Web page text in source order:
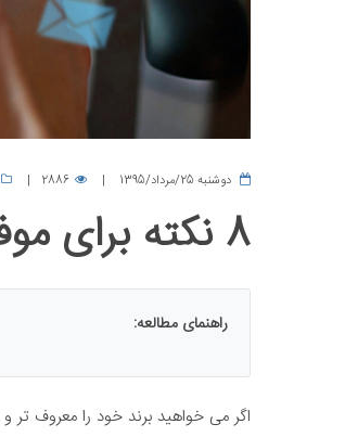
دوشنبه 25/مرداد/1395 2886
8 نکته برای موفقیت در بازاریابی ایمیلی
راهنمای مطالعه:
اگر می خواهید برند خود را معروف تر